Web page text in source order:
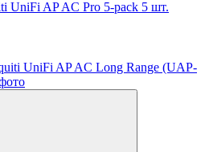
UniFi AP AC Pro 5-pack 5 шт.